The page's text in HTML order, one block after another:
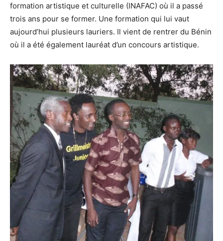
formation artistique et culturelle (INAFAC) où il a passé
trois ans pour se former. Une formation qui lui vaut
aujourd’hui plusieurs lauriers. Il vient de rentrer du Bénin
où il a été également lauréat d’un concours artistique.